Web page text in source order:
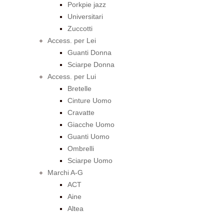
Porkpie jazz
Universitari
Zuccotti
Access. per Lei
Guanti Donna
Sciarpe Donna
Access. per Lui
Bretelle
Cinture Uomo
Cravatte
Giacche Uomo
Guanti Uomo
Ombrelli
Sciarpe Uomo
Marchi A-G
ACT
Aine
Altea